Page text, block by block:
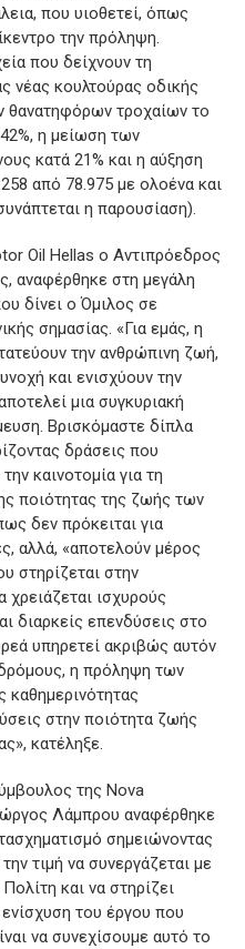
που υιοθετεί, όπως
την πρόληψη.
που δείχνουν τη
νέας κουλτούρας οδικής
τροχαίων το
η μείωση των
κατά 21% και η αύξηση
από 78.975 με ολοένα και
η παρουσίαση).
Oil Hellas ο Αντιπρόεδρος
αναφέρθηκε στη μεγάλη
δίνει ο Όμιλος σε
σημασίας. «Για εμάς, η
την ανθρώπινη ζωή,
και ενισχύουν την
μια συγκυριακή
Βρισκόμαστε δίπλα
δράσεις που
καινοτομία για τη
ποιότητας της ζωής των
δεν πρόκειται για
αλλά, «αποτελούν μέρος
στηρίζεται στην
χρειάζεται ισχυρούς
διαρκείς επενδύσεις στο
υπηρετεί ακριβώς αυτόν
η πρόληψη των
καθημερινότητας
στην ποιότητα ζωής
κατέληξε.
της Nova
Λάμπρου αναφέρθηκε
σημειώνοντας
τιμή να συνεργάζεται με
και να στηρίζει
του έργου που
να συνεχίσουμε αυτό το